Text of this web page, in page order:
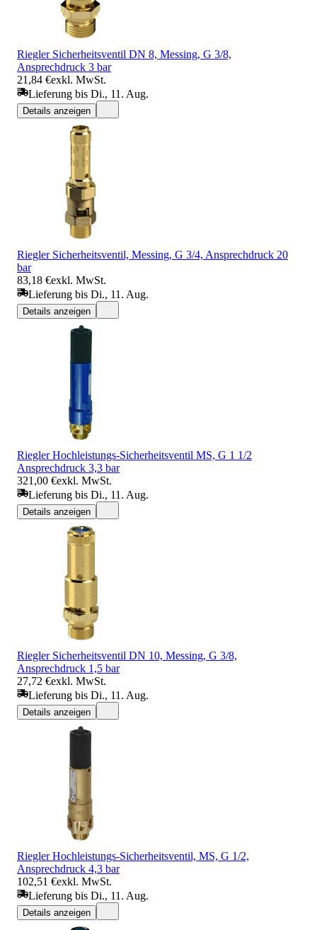
Riegler Sicherheitsventil DN 8, Messing, G 3/8,
Ansprechdruck 3 bar
21,84 €exkl. MwSt.
Lieferung bis Di., 11. Aug.
Details anzeigen
Riegler Sicherheitsventil, Messing, G 3/4, Ansprechdruck 20
bar
83,18 €exkl. MwSt.
Lieferung bis Di., 11. Aug.
Details anzeigen
Riegler Hochleistungs-Sicherheitsventil MS, G 1 1/2
Ansprechdruck 3,3 bar
321,00 €exkl. MwSt.
Lieferung bis Di., 11. Aug.
Details anzeigen
Riegler Sicherheitsventil DN 10, Messing, G 3/8,
Ansprechdruck 1,5 bar
27,72 €exkl. MwSt.
Lieferung bis Di., 11. Aug.
Details anzeigen
Riegler Hochleistungs-Sicherheitsventil, MS, G 1/2,
Ansprechdruck 4,3 bar
102,51 €exkl. MwSt.
Lieferung bis Di., 11. Aug.
Details anzeigen